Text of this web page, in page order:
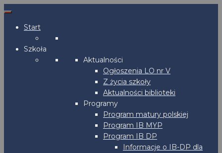
Start
Szkoła
Aktualności
Ogłoszenia LO nr V
Z życia szkoły
Aktualności biblioteki
Programy
Program matury polskiej
Program IB MYP
Program IB DP
Informacje o IB-DP dla